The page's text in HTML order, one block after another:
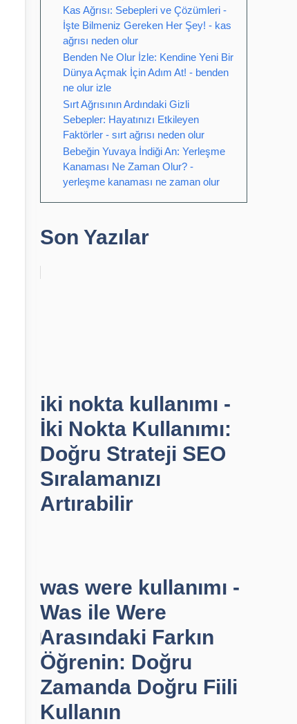
Kas Ağrısı: Sebepleri ve Çözümleri -
İşte Bilmeniz Gereken Her Şey! - kas
ağrısı neden olur
Benden Ne Olur İzle: Kendine Yeni Bir
Dünya Açmak İçin Adım At! - benden
ne olur izle
Sırt Ağrısının Ardındaki Gizli
Sebepler: Hayatınızı Etkileyen
Faktörler - sırt ağrısı neden olur
Bebeğin Yuvaya İndiği An: Yerleşme
Kanaması Ne Zaman Olur? -
yerleşme kanaması ne zaman olur
Son Yazılar
iki nokta kullanımı -
İki Nokta Kullanımı:
Doğru Strateji SEO
Sıralamanızı
Artırabilir
was were kullanımı -
Was ile Were
Arasındaki Farkın
Öğrenin: Doğru
Zamanda Doğru Fiili
Kullanın